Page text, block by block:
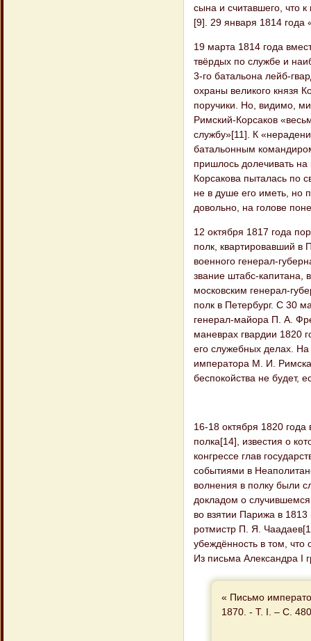
сына и считавшего, что
[9]. 29 января 1814 года
19 марта 1814 года
твёрдых по службе и
3-го батальона лейб-
охраны великого князя
поручики. Но, видимо,
Римский-Корсаков
службу»[11]. К
батальонным
пришлось долечивать
Корсакова пыталась по
не в душе его иметь, но
довольно, на голове
12 октября 1817 года
полк, квартировавший в
военного генерал-
звание штабс-капитана,
московским генерал-
полк в Петербург. С 30
генерал-майора П. А.
маневрах гвардии 1820
его служебных делах.
императора М. И.
беспокойства не будет,
16-18 октября 1820
полка[14], известия о
конгрессе глав
событиями в
волнения в полку были
докладом о
во взятии Парижа в 1813
ротмистр П. Я.
убеждённость в том,
Из письма Александра I
« Письмо
1870. - Т. I. – С.